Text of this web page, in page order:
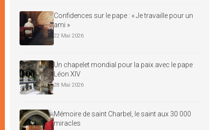
Confidences sur le pape : « Je travaille pour un
ami »
22 Mai 2026
Un chapelet mondial pour la paix avec le pape
Léon XIV
28 Mai 2026
Mémoire de saint Charbel, le saint aux 30 000
miracles